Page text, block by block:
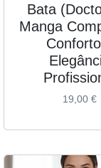
Bata
Manga
19,00 €